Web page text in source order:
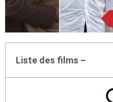
Liste des films –